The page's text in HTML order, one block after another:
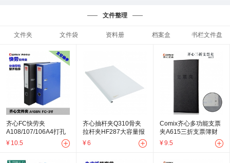
文件整理
文件夹 文件袋 资料册 档案盒 书栏文件盘
齐心FC快劳夹
A108/107/106A4打孔
文件夹
¥ 10.5
齐心抽杆夹Q310骨夹
拉杆夹HF287大容量报
告夹Q312
¥6
Comix齐心多功能支票
夹A615三折支票簿财
务支票本皮面票据单据
¥9.5